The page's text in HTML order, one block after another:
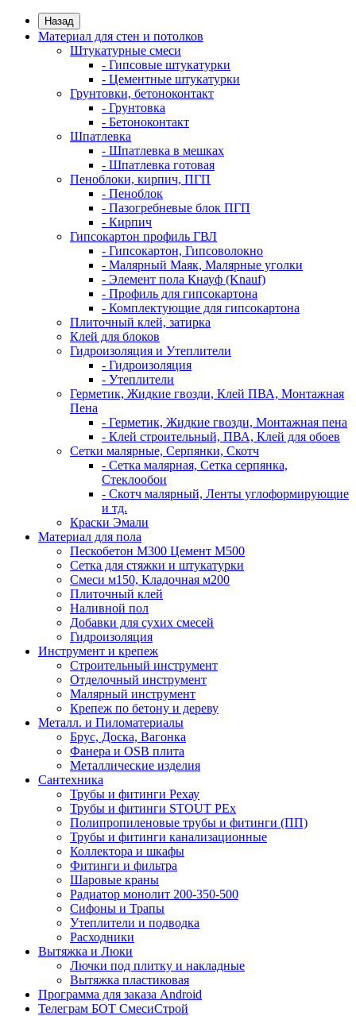
Назад
Материал для стен и потолков
Штукатурные смеси
- Гипсовые штукатурки
- Цементные штукатурки
Грунтовки, бетоноконтакт
- Грунтовка
- Бетоноконтакт
Шпатлевка
- Шпатлевка в мешках
- Шпатлевка готовая
Пеноблоки, кирпич, ПГП
- Пеноблок
- Пазогребневые блок ПГП
- Кирпич
Гипсокартон профиль ГВЛ
- Гипсокартон, Гипсоволокно
- Малярный Маяк, Малярные уголки
- Элемент пола Кнауф (Knauf)
- Профиль для гипсокартона
- Комплектующие для гипсокартона
Плиточный клей, затирка
Клей для блоков
Гидроизоляция и Утеплители
- Гидроизоляция
- Утеплители
Герметик, Жидкие гвозди, Клей ПВА, Монтажная
Пена
- Герметик, Жидкие гвозди, Монтажная пена
- Клей строительный, ПВА, Клей для обоев
Сетки малярные, Серпянки, Скотч
- Сетка малярная, Сетка серпянка,
Стеклообои
- Скотч малярный, Ленты углоформирующие
и тд.
Краски Эмали
Материал для пола
Пескобетон М300 Цемент М500
Сетка для стяжки и штукатурки
Смеси м150, Кладочная м200
Плиточный клей
Наливной пол
Добавки для сухих смесей
Гидроизоляция
Инструмент и крепеж
Строительный инструмент
Отделочный инструмент
Малярный инструмент
Крепеж по бетону и дереву
Металл. и Пиломатериалы
Брус, Доска, Вагонка
Фанера и OSB плита
Металлические изделия
Сантехника
Трубы и фитинги Рехау
Трубы и фитинги STOUT PEx
Полипропиленовые трубы и фитинги (ПП)
Трубы и фитинги канализационные
Коллектора и шкафы
Фитинги и фильтра
Шаровые краны
Радиатор монолит 200-350-500
Сифоны и Трапы
Утеплители и подводка
Расходники
Вытяжка и Люки
Лючки под плитку и накладные
Вытяжка пластиковая
Программа для заказа Android
Телеграм БОТ СмесиСтрой